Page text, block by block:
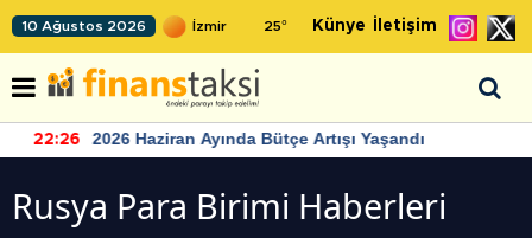
10 Ağustos 2026 25° Künye İletişim
22:26 2026 Haziran Ayında Bütçe Artışı Yaşandı
Rusya Para Birimi Haberleri